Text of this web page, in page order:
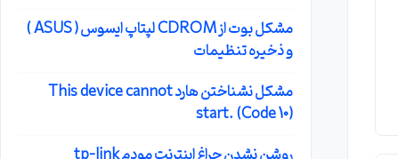
مشکل بوت از CDROM لپتاپ ایسوس ( ASUS )
و ذخیره تنظیمات
مشکل نشناختن هارد This device cannot
start. (Code 10)